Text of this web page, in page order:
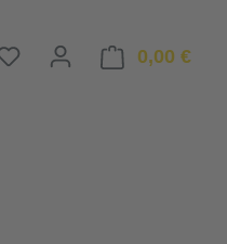
Du hast 0 Produkte auf
0,00 €